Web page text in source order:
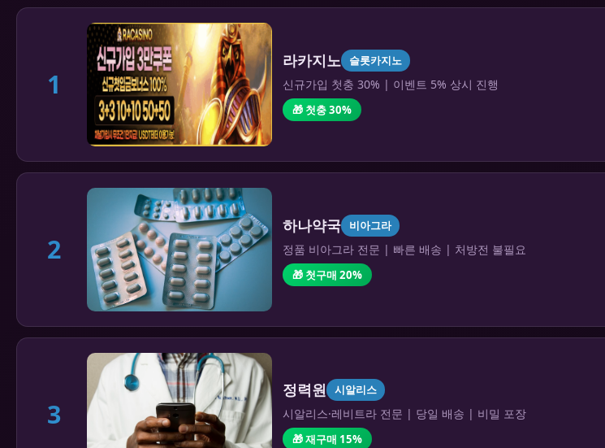
1
라카지노 슬롯카지노
신규가입 첫충 30% | 이벤트 5% 상시 진행
🎁 첫충 30%
2
하나약국 비아그라
정품 비아그라 전문 | 빠른 배송 | 처방전 불필요
🎁 첫구매 20%
3
정력원 시알리스
시알리스·레비트라 전문 | 당일 배송 | 비밀 포장
🎁 재구매 15%